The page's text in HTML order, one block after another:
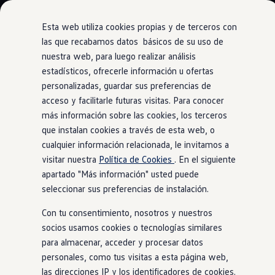
Esta web utiliza cookies propias y de terceros con
las que recabamos datos básicos de su uso de
nuestra web, para luego realizar análisis
estadísticos, ofrecerle información u ofertas
personalizadas, guardar sus preferencias de
acceso y facilitarle futuras visitas. Para conocer
más información sobre las cookies, los terceros
que instalan cookies a través de esta web, o
cualquier información relacionada, le invitamos a
visitar nuestra Política de Cookies . En el siguiente
apartado "Más información" usted puede
seleccionar sus preferencias de instalación.
Con tu consentimiento, nosotros y nuestros
socios usamos cookies o tecnologías similares
para almacenar, acceder y procesar datos
personales, como tus visitas a esta página web,
las direcciones IP y los identificadores de cookies.
Ir
directamente
al contenido
Ir
directamente
al pie de
página
Nuevo ID. Polo: El eléctrico para todos
Nuevo ID. Cross 100% eléctrico
Modelos 7 plazas
Descubre el nuevo Golf GTI 50 Aniversario
Gama Deportiva
Gama SUV de Volkswagen
Ofertas y promociones
Precios Especiales
Renueva tu Volkswagen
Trae un amigo a Volkswagen Canarias
Financiación Volkswagen
Volkswagen Flex & Serenity
Renting
Vehículos de ocasión
Concursos Volkswagen
Clientes
Buscador de Concesionarios
Atención al cliente
Accesorios
Guía de mantenimiento
Información Útil
Viajar en coche
IQ.Light
Brillarás. Sin deslumbrar
a los demás.